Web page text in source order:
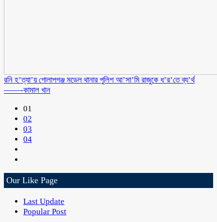
রনি হ’ত্যা’য় গোলাপগঞ্জ মডেল থানার পুলিশ আ’সা’মি রাজুকে ধ’র’তে ব্য’র্থ
——-কামাল খান
01
02
03
04
Our Like Page
Last Update
Popular Post